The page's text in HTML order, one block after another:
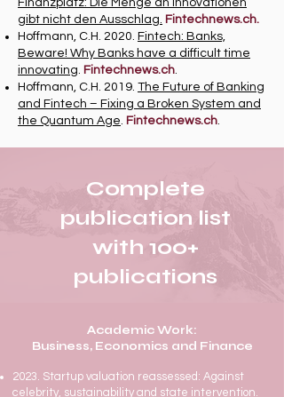
Complete
publication list
with 100+
publications
Academic Work:
Business, Economics and Finance
2023. Startup valuation reassessed: Against
celebrity, sustainability and state intervention.
Finanzplatz: Die Menge an Innovationen
gibt nicht den Ausschlag. Fintechnews.ch.
Hoffmann, C.H. 2020. Fintech: Banks,
Beware! Why Banks have a difficult time
innovating. Fintechnews.ch.
Hoffmann, C.H. 2019. The Future of Banking
and Fintech – Fixing a Broken System and
the Quantum Age. Fintechnews.ch.